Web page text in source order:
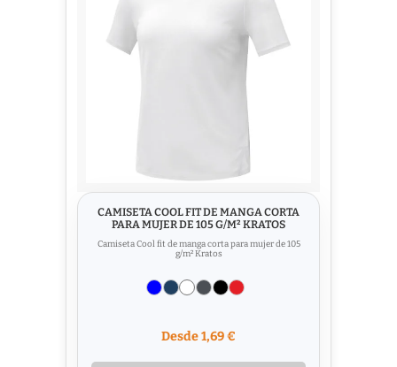
CAMISETA COOL FIT DE MANGA CORTA
PARA MUJER DE 105 G/M² KRATOS
Camiseta Cool fit de manga corta para mujer de 105
g/m² Kratos
Desde 1,69 €